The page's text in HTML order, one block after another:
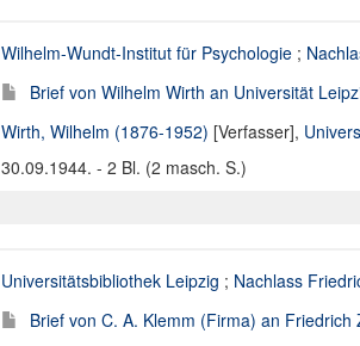
Wilhelm-Wundt-Institut für Psychologie ;
Brief von Wilhelm Wirth an Universität
Wirth, Wilhelm (1876-1952) [Verfasser],
30.09.1944. - 2 Bl. (2 masch. S.)
Universitätsbibliothek Leipzig ; Nachlass
Brief von C. A. Klemm (Firma) an